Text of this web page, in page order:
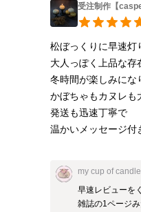
受注制作【
松ぼっくりに早速灯
大人っぽく上品な存
冬時間が楽しみにな
かぼちゃもカヌレも
発送も迅速丁寧で
温かいメッセージ付
my cup of
早速レビューを
雑誌の1ページ